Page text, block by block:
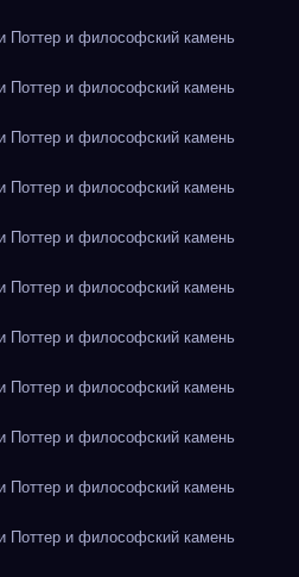
Поттер и философский камень
Поттер и философский камень
Поттер и философский камень
Поттер и философский камень
Поттер и философский камень
Поттер и философский камень
Поттер и философский камень
Поттер и философский камень
Поттер и философский камень
Поттер и философский камень
Поттер и философский камень